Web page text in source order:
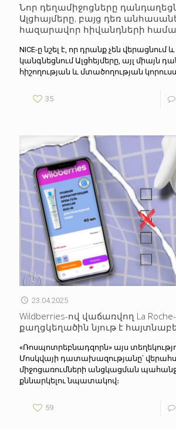
Նոր դեղամիջոցները
Ալցհայմերը, բայց դեռ
հազարավոր հիվանդների
NICE-ը նշել է, որ դրանք չեն վերացնում և
կանգնեցնում Ալցհեյմերը, այլ միայն
հիշողության և մտածողության
35
23.04.2025
Wildberries-ով վաճառվող La
քաղցկեղածին նյութ է
«Ռոսպոտրեբնադզորն» այս
Մոսկվայի դատախազությանը՝
միջոցառումների անցկացման
քննարկելու նպատակով։
59